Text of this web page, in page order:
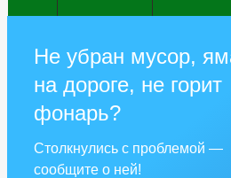
Не убран мусор,
на дороге, не горит
фонарь?
Столкнулись с проблемой —
сообщите о ней!